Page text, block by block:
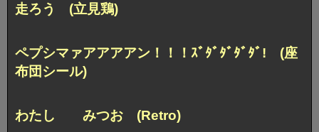
走ろう (立見鶏)
ペプシマァアアアアン！！！ ｽﾞﾀﾞﾀﾞﾀﾞﾀﾞ! (座
布団シール)
わたし みつお (Retro)